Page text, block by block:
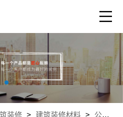
装修 > 建筑装修材料 > 公司产品